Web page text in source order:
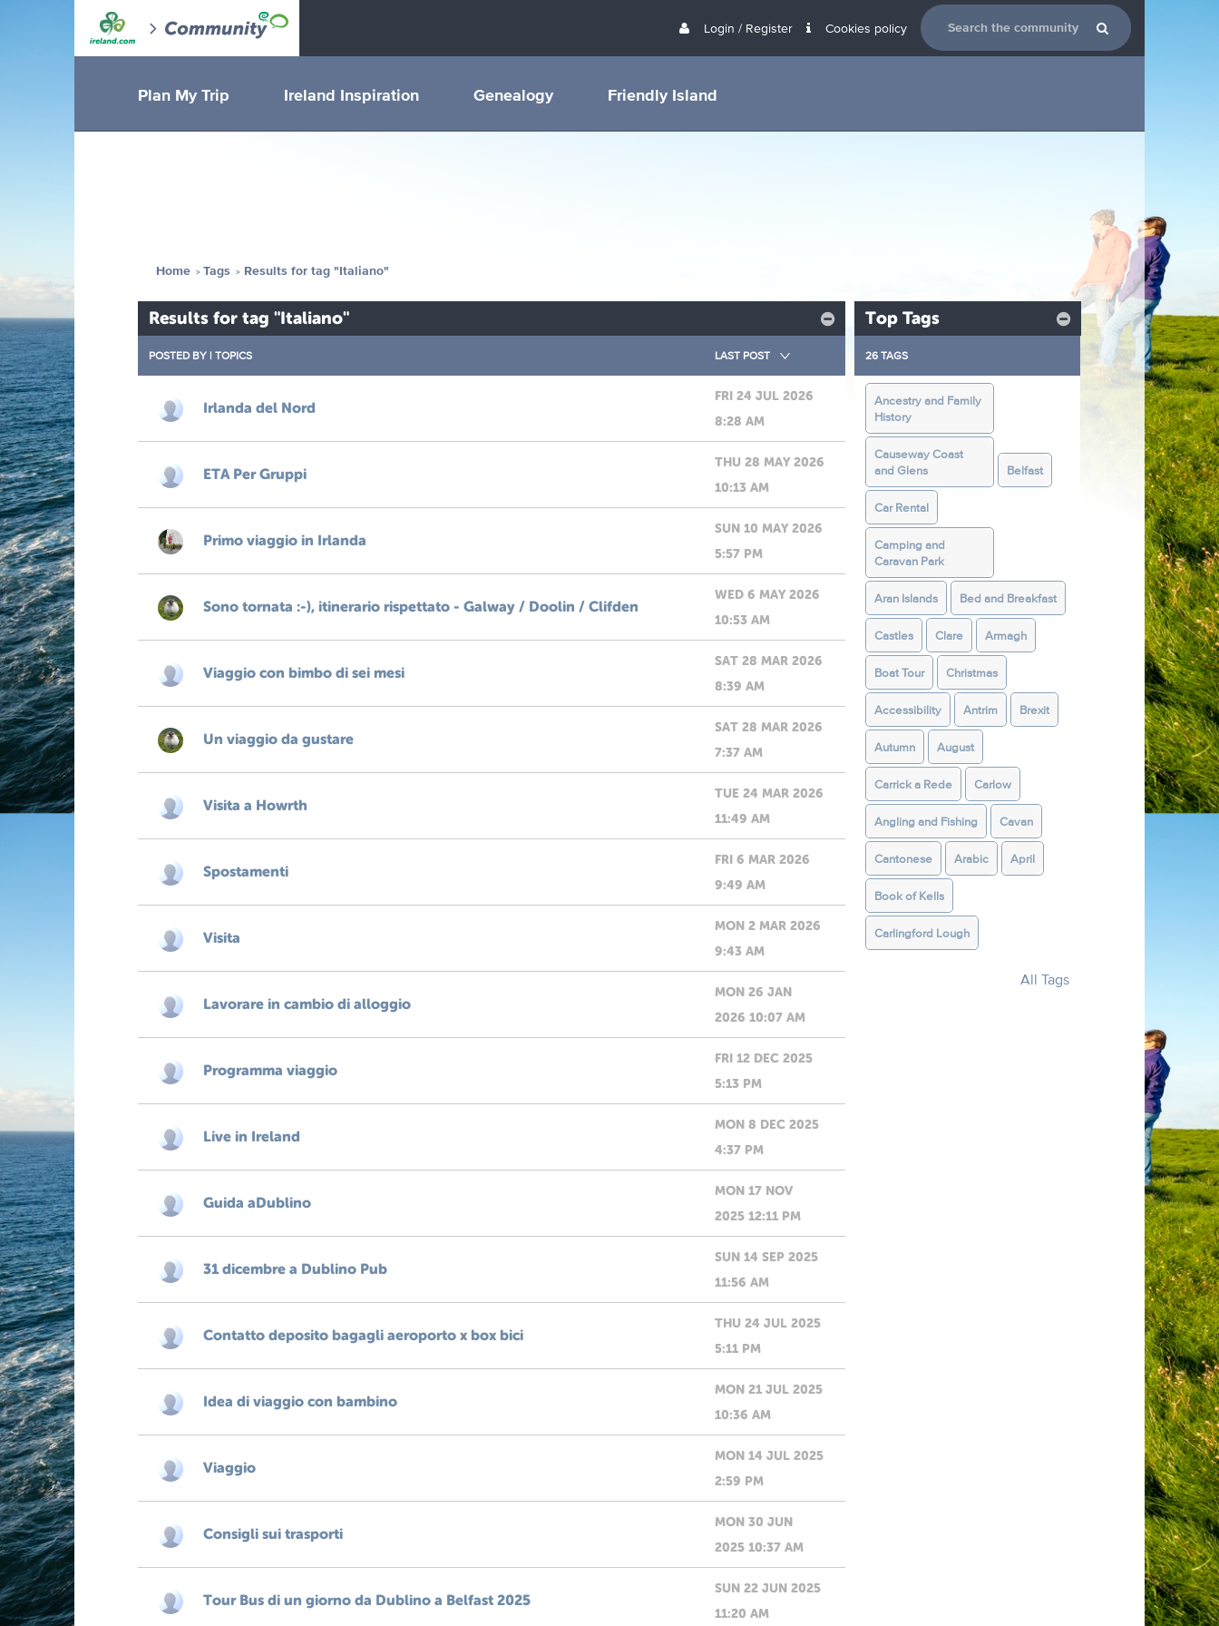
Login / Register Cookies policy
Plan My Trip Ireland Inspiration Genealogy Friendly Island
Home Tags Results for tag "Italiano"
Results for tag "Italiano"
POSTED BY | TOPICS LAST POST
Irlanda del Nord
FRI 24 JUL 2026
8:28 AM
ETA Per Gruppi
THU 28 MAY 2026
10:13 AM
Primo viaggio in Irlanda
SUN 10 MAY 2026
5:57 PM
Sono tornata :-), itinerario rispettato - Galway / Doolin / Clifden
WED 6 MAY 2026
10:53 AM
Viaggio con bimbo di sei mesi
SAT 28 MAR 2026
8:39 AM
Un viaggio da gustare
SAT 28 MAR 2026
7:37 AM
Visita a Howrth
TUE 24 MAR 2026
11:49 AM
Spostamenti
FRI 6 MAR 2026
9:49 AM
Visita
MON 2 MAR 2026
9:43 AM
Lavorare in cambio di alloggio
MON 26 JAN
2026 10:07 AM
Programma viaggio
FRI 12 DEC 2025
5:13 PM
Live in Ireland
MON 8 DEC 2025
4:37 PM
Guida aDublino
MON 17 NOV
2025 12:11 PM
31 dicembre a Dublino Pub
SUN 14 SEP 2025
11:56 AM
Contatto deposito bagagli aeroporto x box bici
THU 24 JUL 2025
5:11 PM
Idea di viaggio con bambino
MON 21 JUL 2025
10:36 AM
Viaggio
MON 14 JUL 2025
2:59 PM
Consigli sui trasporti
MON 30 JUN
2025 10:37 AM
Tour Bus di un giorno da Dublino a Belfast 2025
SUN 22 JUN 2025
11:20 AM
Top Tags
26 TAGS
Ancestry and Family
History
Causeway Coast
and Glens
Belfast
Car Rental
Camping and
Caravan Park
Aran Islands Bed and Breakfast
Castles Clare Armagh
Boat Tour Christmas
Accessibility Antrim Brexit
Autumn August
Carrick a Rede Carlow
Angling and Fishing Cavan
Cantonese Arabic April
Book of Kells
Carlingford Lough
All Tags